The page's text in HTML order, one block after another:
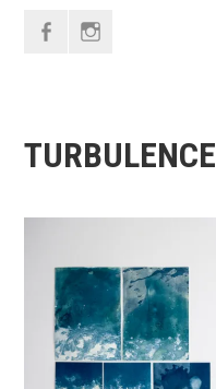
TURBULENCE